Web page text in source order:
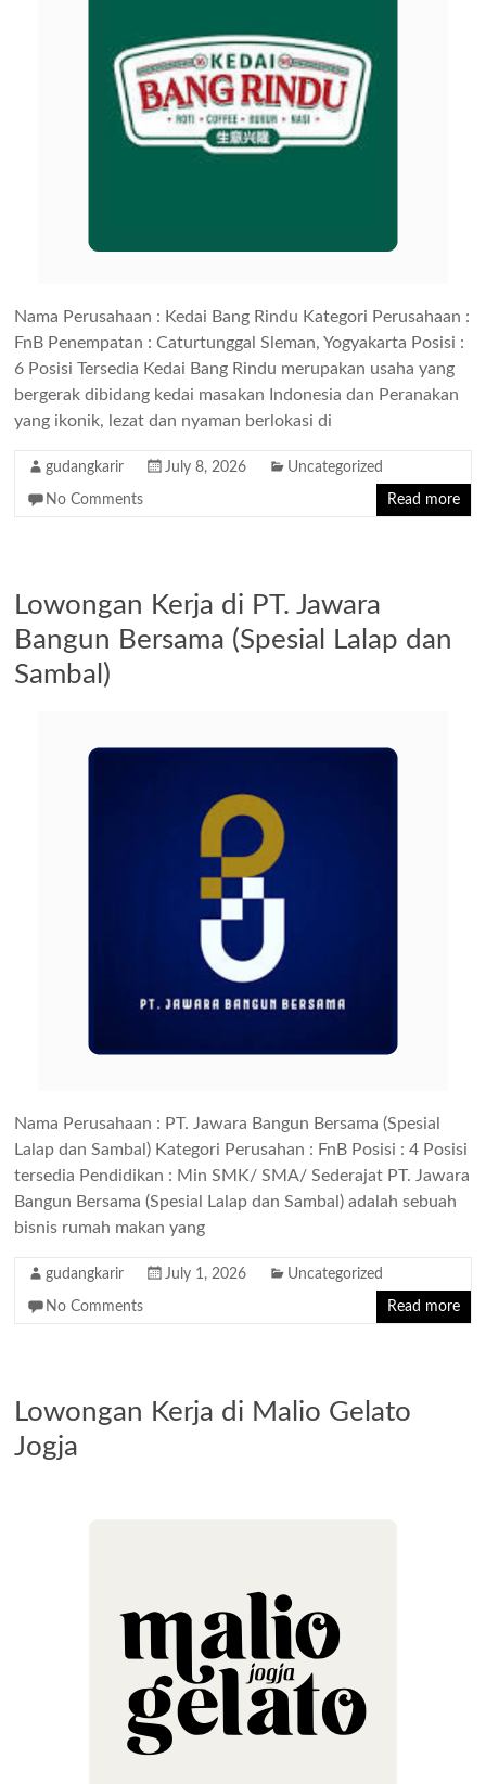
Nama Perusahaan : Kedai Bang Rindu Kategori Perusahaan :
FnB Penempatan : Caturtunggal Sleman, Yogyakarta Posisi :
6 Posisi Tersedia Kedai Bang Rindu merupakan usaha yang
bergerak dibidang kedai masakan Indonesia dan Peranakan
yang ikonik, lezat dan nyaman berlokasi di
gudangkarir July 8, 2026 Uncategorized
No Comments Read more
Lowongan Kerja di PT. Jawara
Bangun Bersama (Spesial Lalap dan
Sambal)
Nama Perusahaan : PT. Jawara Bangun Bersama (Spesial
Lalap dan Sambal) Kategori Perusahan : FnB Posisi : 4 Posisi
tersedia Pendidikan : Min SMK/ SMA/ Sederajat PT. Jawara
Bangun Bersama (Spesial Lalap dan Sambal) adalah sebuah
bisnis rumah makan yang
gudangkarir July 1, 2026 Uncategorized
No Comments Read more
Lowongan Kerja di Malio Gelato
Jogja